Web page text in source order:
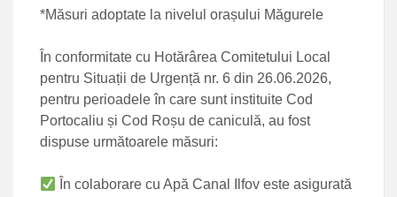
*Măsuri adoptate la nivelul orașului Măgurele
În conformitate cu Hotărârea Comitetului Local
pentru Situații de Urgență nr. 6 din 26.06.2026,
pentru perioadele în care sunt instituite Cod
Portocaliu și Cod Roșu de caniculă, au fost
dispuse următoarele măsuri:
În colaborare cu Apă Canal Ilfov este asigurată